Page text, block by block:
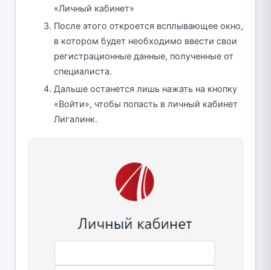
«Личный кабинет»
После этого откроется всплывающее окно,
в котором будет необходимо ввести свои
регистрационные данные, полученные от
специалиста.
Дальше останется лишь нажать на кнопку
«Войти», чтобы попасть в личный кабинет
Лигалинк.